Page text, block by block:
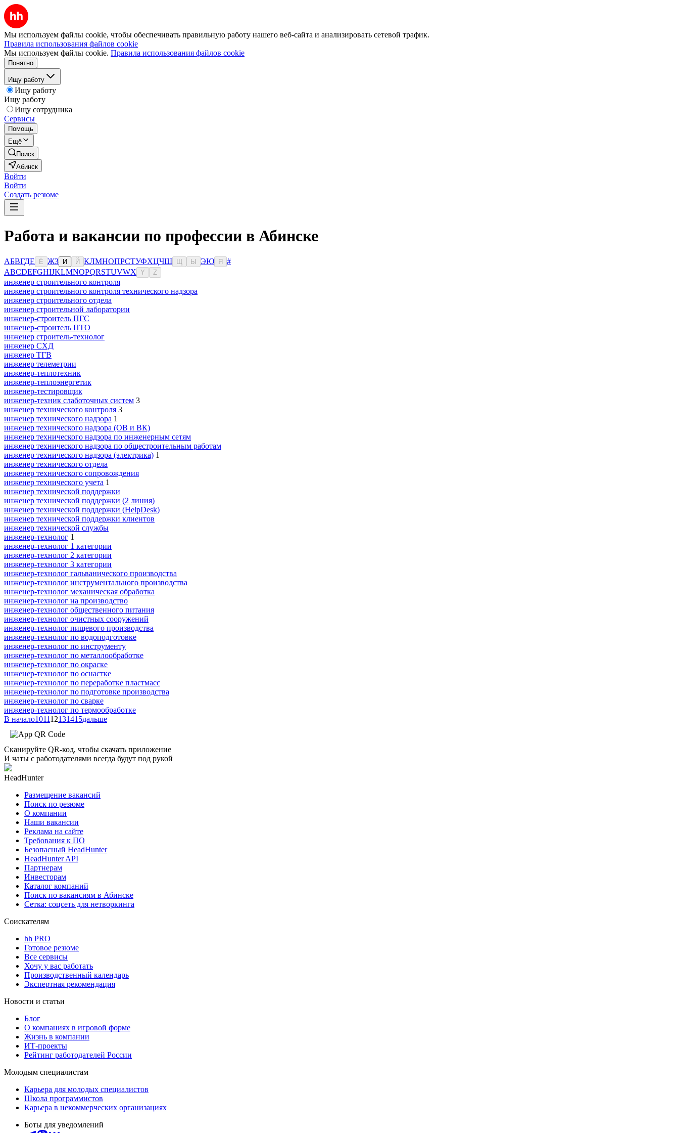
Мы используем файлы cookie, чтобы обеспечивать правильную работу нашего веб-сайта и анализировать сетевой трафик.
Правила использования файлов cookie
Мы используем файлы cookie. Правила использования файлов cookie
Понятно
Ищу работу
Ищу работу
Ищу работу
Ищу сотрудника
Сервисы
Помощь
Ещё
Поиск
Абинск
Войти
Войти
Создать резюме
Работа и вакансии по профессии в Абинске
АБВГДЕ Ё ЖЗ И Й КЛМНОПРСТУФХЦЧШ Ы ЭЮ Я
#
ABCDEFGHIJKLMNOPQRSTUVWX Y Z
инженер строительного контроля
инженер строительного контроля технического надзора
инженер строительного отдела
инженер строительной лаборатории
инженер-строитель ПГС
инженер-строитель ПТО
инженер строитель-технолог
инженер СХД
инженер ТГВ
инженер телеметрии
инженер-теплотехник
инженер-теплоэнергетик
инженер-тестировщик
инженер-техник слаботочных систем 3
инженер технического контроля 3
инженер технического надзора 1
инженер технического надзора (ОВ и ВК)
инженер технического надзора по инженерным сетям
инженер технического надзора по общестроительным работам
инженер технического надзора (электрика) 1
инженер технического отдела
инженер технического сопровождения
инженер технического учета 1
инженер технической поддержки
инженер технической поддержки (2 линия)
инженер технической поддержки (HelpDesk)
инженер технической поддержки клиентов
инженер технической службы
инженер-технолог 1
инженер-технолог 1 категории
инженер-технолог 2 категории
инженер-технолог 3 категории
инженер-технолог гальванического производства
инженер-технолог инструментального производства
инженер-технолог механическая обработка
инженер-технолог на производство
инженер-технолог общественного питания
инженер-технолог очистных сооружений
инженер-технолог пищевого производства
инженер-технолог по водоподготовке
инженер-технолог по инструменту
инженер-технолог по металлообработке
инженер-технолог по окраске
инженер-технолог по оснастке
инженер-технолог по переработке пластмасс
инженер-технолог по подготовке производства
инженер-технолог по сварке
инженер-технолог по термообработке
В начало101112131415дальше
Сканируйте QR-код, чтобы скачать приложение
И чаты с работодателями всегда будут под рукой
HeadHunter
Размещение вакансий
Поиск по резюме
О компании
Наши вакансии
Реклама на сайте
Требования к ПО
Безопасный HeadHunter
HeadHunter API
Партнерам
Инвесторам
Каталог компаний
Поиск по вакансиям в Абинске
Сетка: соцсеть для нетворкинга
Соискателям
hh PRO
Готовое резюме
Все сервисы
Хочу у вас работать
Производственный календарь
Экспертная рекомендация
Новости и статьи
Блог
О компаниях в игровой форме
Жизнь в компании
ИТ-проекты
Рейтинг работодателей России
Молодым специалистам
Карьера для молодых специалистов
Школа программистов
Карьера в некоммерческих организациях
Боты для уведомлений